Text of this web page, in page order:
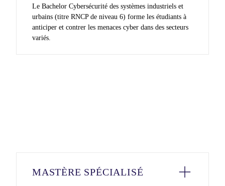
Le Bachelor Cybersécurité des systèmes industriels et
urbains (titre RNCP de niveau 6) forme les étudiants à
anticiper et contrer les menaces cyber dans des secteurs
variés.
MASTÈRE SPÉCIALISÉ